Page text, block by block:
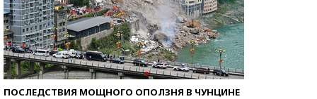
ПОСЛЕДСТВИЯ МОЩНОГО ОПОЛЗНЯ В ЧУНЦИНЕ